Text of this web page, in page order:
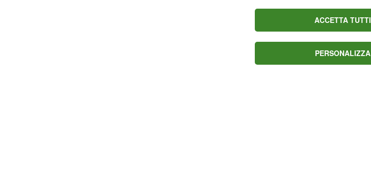
– Sotto l'ala protettiva di Venere, il vostrorapporto di
ACCETTA TUTTI
PERSONALIZZA